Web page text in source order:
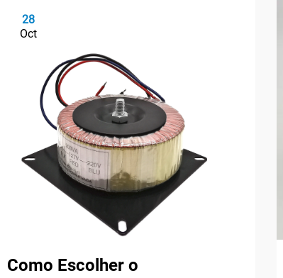
28
Oct
Como Escolher o